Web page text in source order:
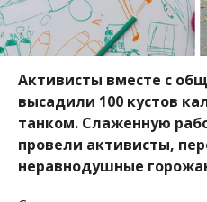
Активисты вместе с
высадили 100 кустов
танком. Слаженную
провели активисты,
неравнодушные